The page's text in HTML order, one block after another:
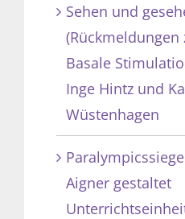
Sehen und
(Rückmeldungen
Basale
Inge Hintz und
Wüstenhagen
Aigner gestaltet